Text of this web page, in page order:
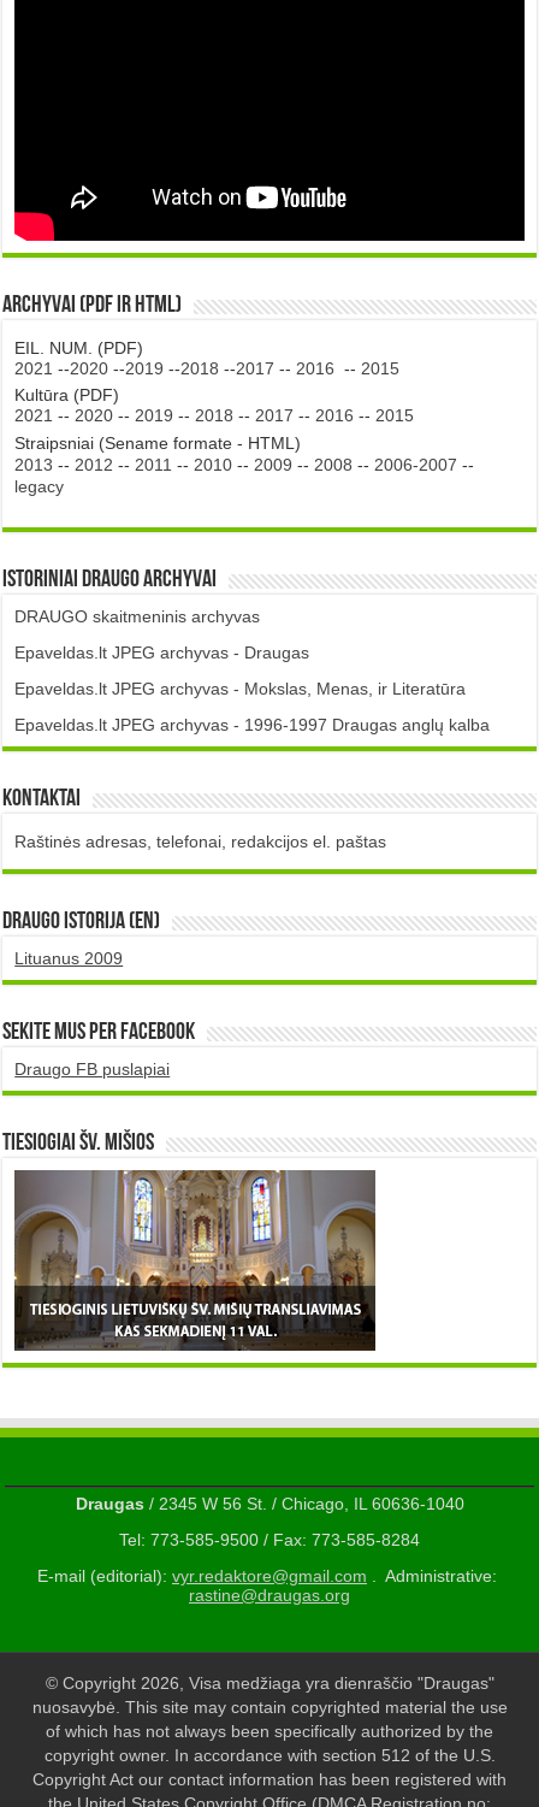
Archyvai (PDF ir HTML)
EIL. NUM. (PDF)
2021 --2020 --2019 --2018 --2017 -- 2016 -- 2015
Kultūra (PDF)
2021 -- 2020 -- 2019 -- 2018 -- 2017 -- 2016 -- 2015
Straipsniai (Sename formate - HTML)
2013 -- 2012 -- 2011 -- 2010 -- 2009 -- 2008 -- 2006-2007 --
legacy
Istoriniai DRAUGO Archyvai
DRAUGO skaitmeninis archyvas
Epaveldas.lt JPEG archyvas - Draugas
Epaveldas.lt JPEG archyvas - Mokslas, Menas, ir Literatūra
Epaveldas.lt JPEG archyvas - 1996-1997 Draugas anglų kalba
Kontaktai
Raštinės adresas, telefonai, redakcijos el. paštas
DRAUGO istorija (EN)
Lituanus 2009
Sekite mus per Facebook
Draugo FB puslapiai
TIESIOGIAI šv. MIŠIOS
Draugas/ 2345 W 56 St. / Chicago, IL 60636-1040
Tel: 773-585-9500 / Fax: 773-585-8284
E-mail (editorial): vyr.redaktore@gmail.com . Administrative:
rastine@draugas.org
© Copyright 2026, Visa medžiaga yra dienraščio "Draugas"
nuosavybė. This site may contain copyrighted material the use
of which has not always been specifically authorized by the
copyright owner. In accordance with section 512 of the U.S.
Copyright Act our contact information has been registered with